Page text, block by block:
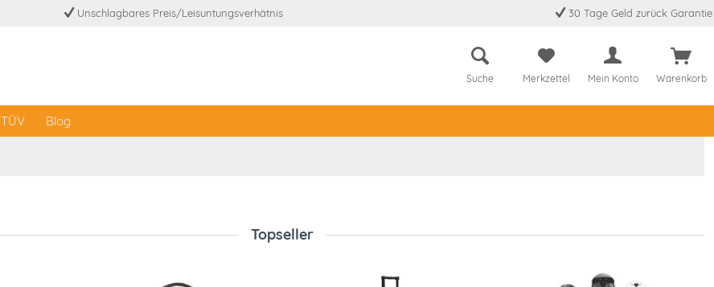
Unschlagbares Preis/Leisuntungsverhätnis 30 Tage Geld zurück Garantie
Suche Merkzettel Mein Konto Warenkorb
TÜV Blog
Topseller